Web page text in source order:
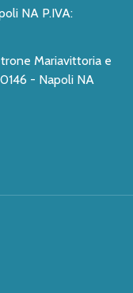
Mariavittoria e
- Napoli NA